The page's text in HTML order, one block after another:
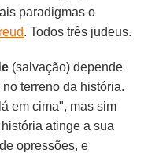
paradigmas o
. Todos três judeus.
(salvação) depende
terreno da história.
em cima", mas sim
história atinge a sua
opressões, e